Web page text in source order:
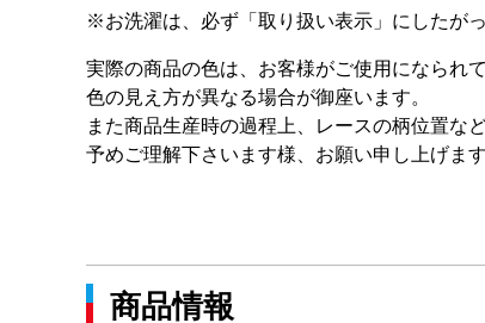
※お洗濯は、必ず「取り扱い表示」にしたがっ
実際の商品の色は、お客様がご使用になられ
色の見え方が異なる場合が御座います。
また商品生産時の過程上、レースの柄位置な
予めご理解下さいます様、お願い申し上げます
商品情報